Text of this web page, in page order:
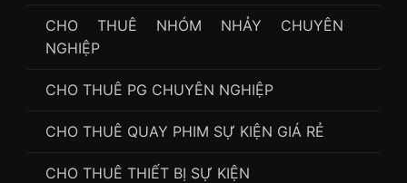
CHO THUÊ NHÓM NHẢY CHUYÊN
NGHIỆP
CHO THUÊ PG CHUYÊN NGHIỆP
CHO THUÊ QUAY PHIM SỰ KIỆN GIÁ RẺ
CHO THUÊ THIẾT BỊ SỰ KIỆN